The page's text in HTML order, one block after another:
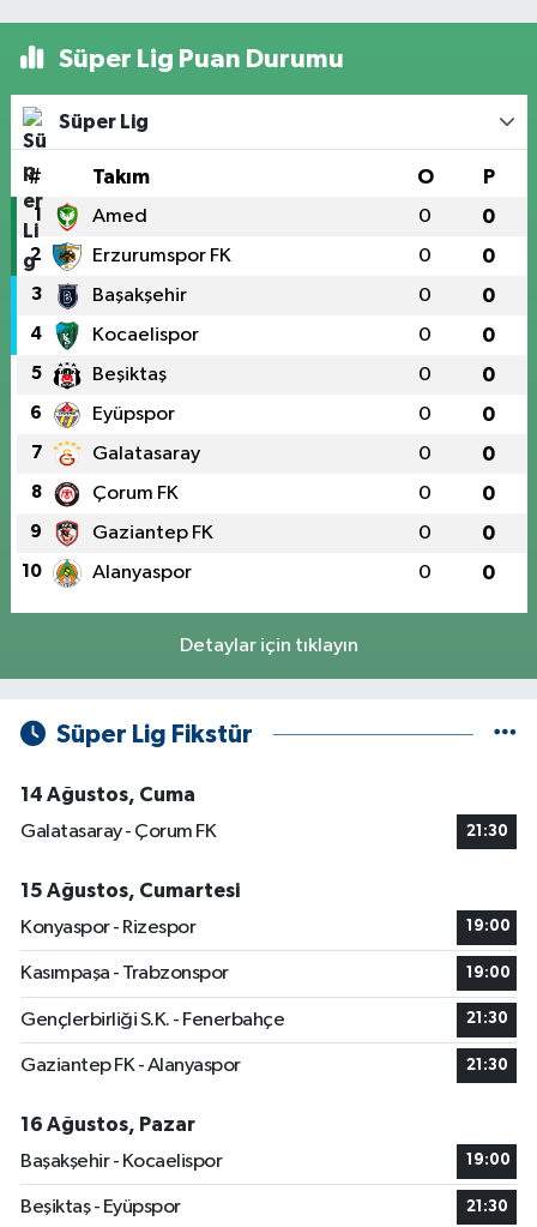
Süper Lig Puan Durumu
Süper Lig
# Takım O P
1 Amed 0 0
2 Erzurumspor FK 0 0
3 Başakşehir 0 0
4 Kocaelispor 0 0
5 Beşiktaş 0 0
6 Eyüpspor 0 0
7 Galatasaray 0 0
8 Çorum FK 0 0
9 Gaziantep FK 0 0
10 Alanyaspor 0 0
Detaylar için tıklayın
Süper Lig Fikstür
14 Ağustos, Cuma
Galatasaray - Çorum FK
21:30
15 Ağustos, Cumartesi
Konyaspor - Rizespor
19:00
Kasımpaşa - Trabzonspor 19:00
Gençlerbirliği S.K. - Fenerbahçe 21:30
Gaziantep FK - Alanyaspor 21:30
16 Ağustos, Pazar
Başakşehir - Kocaelispor
19:00
Beşiktaş - Eyüpspor 21:30